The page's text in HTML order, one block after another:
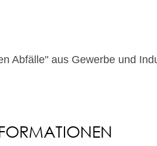
Abfälle" aus Gewerbe und